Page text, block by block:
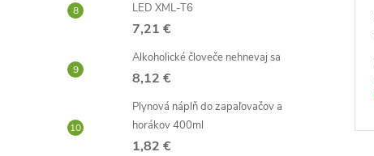
LED XML-T6
7,21 €
Alkoholické človeče nehnevaj sa
8,12 €
Plynová náplň do zapaľovačov a
horákov 400ml
1,82 €
DO KOŠÍKA
Kód:
Plastová stierka s filcom na
autofólie a samolepky (10 cm)
– Modrá
0,87 €
Skladom -